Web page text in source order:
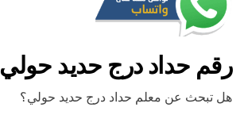
رقم حداد درج حديد حولي
هل تبحث عن معلم حداد درج حديد حولي؟